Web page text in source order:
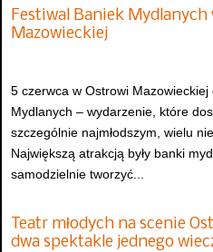
Festiwal Baniek Mydlanych
Mazowieckiej
5 czerwca w Ostrowi Mazowieckiej
Mydlanych – wydarzenie, które
szczególnie najmłodszym, wielu
Największą atrakcją były banki
samodzielnie tworzyć...
Teatr młodych na scenie
dwa spektakle jednego